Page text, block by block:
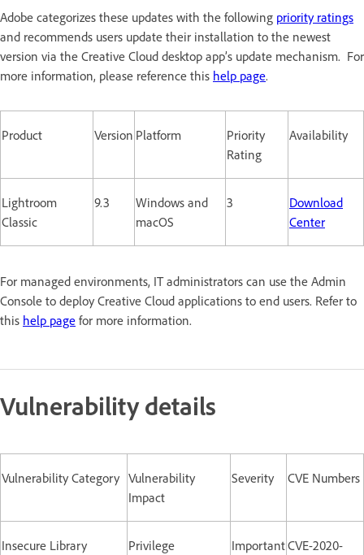
Adobe categorizes these updates with the following priority ratings
and recommends users update their installation to the newest
version via the Creative Cloud desktop app’s update mechanism. For
more information, please reference this help page.
Product Version Platform
Priority
Rating
Availability
Lightroom
Classic
9.3
Windows and
macOS
3
Download
Center
For managed environments, IT administrators can use the Admin
Console to deploy Creative Cloud applications to end users. Refer to
this help page for more information.
Vulnerability details
Vulnerability Category Vulnerability
Impact
Severity CVE Numbers
Insecure Library
Privilege
ImportantCVE-2020-